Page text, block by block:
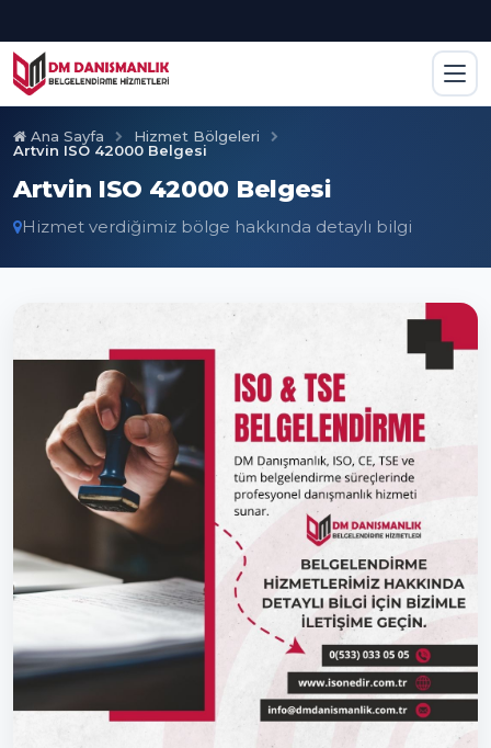
Ana Sayfa
Hizmet Bölgeleri
Artvin ISO 42000 Belgesi
Artvin ISO 42000 Belgesi
Hizmet verdiğimiz bölge hakkında detaylı bilgi